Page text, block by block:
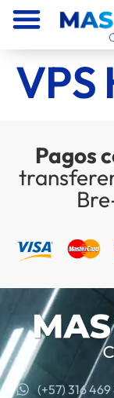
VPS
Pagos
(+57) 316 469